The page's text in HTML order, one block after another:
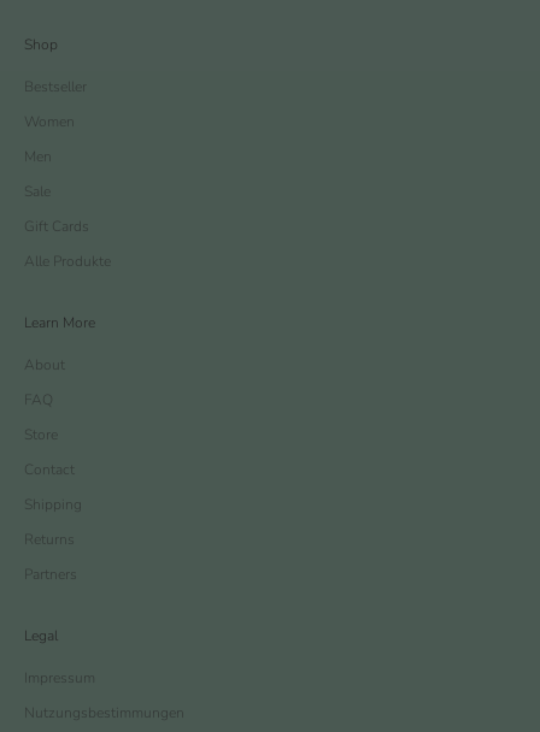
Shop
Bestseller
Women
Men
Sale
Gift Cards
Alle Produkte
Learn More
About
FAQ
Store
Contact
Shipping
Returns
Partners
Legal
Impressum
Nutzungsbestimmungen